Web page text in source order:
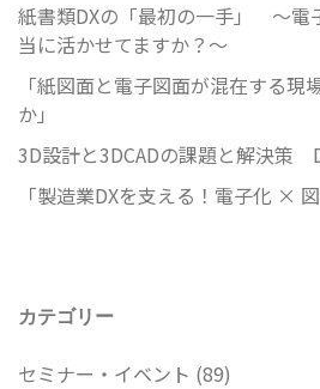
紙書類DXの「最初の一手」 ～電
当に活かせてますか？～
「紙図面と電子図面が混在する現
か」
3D設計と3DCADの課題と解決策
「製造業DXを支える！電子化 ×
カテゴリー
セミナー・イベント (89)